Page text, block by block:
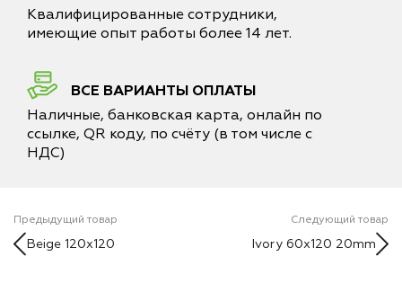
Квалифицированные сотрудники,
имеющие опыт работы более 14 лет.
ВСЕ ВАРИАНТЫ ОПЛАТЫ
Наличные, банковская карта, онлайн по
ссылке, QR коду, по счёту (в том числе с
НДС)
Предыдущий товар
Beige 120x120
Следующий товар
Ivory 60x120 20mm